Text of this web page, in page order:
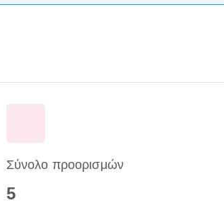
Σύνολο προορισμών
5